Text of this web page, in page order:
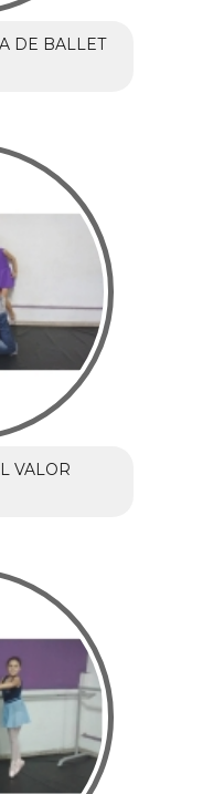
DE BALLET
VALOR